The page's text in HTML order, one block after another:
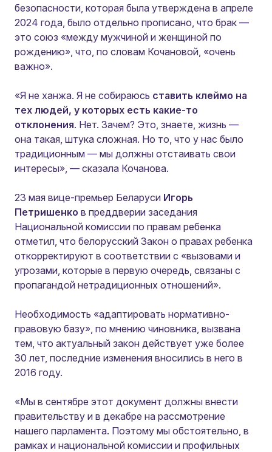
безопасности, которая была утверждена в апреле
2024 года, было отдельно прописано, что брак —
это союз «между мужчиной и женщиной по
рождению», что, по словам Кочановой, «очень
важно».
«Я не ханжа. Я не собираюсь ставить клеймо на
тех людей, у которых есть какие-то
отклонения. Нет. Зачем? Это, знаете, жизнь —
она такая, штука сложная. Но то, что у нас было
традиционным — мы должны отстаивать свои
интересы», — сказала Кочанова.
23 мая вице-премьер Беларуси Игорь
Петришенко в преддверии заседания
Национальной комиссии по правам ребенка
отметил, что белорусский Закон о правах ребенка
откорректируют в соответствии с «вызовами и
угрозами, которые в первую очередь, связаны с
пропагандой нетрадиционных отношений».
Необходимость «адаптировать нормативно-
правовую базу», по мнению чиновника, вызвана
тем, что актуальный закон действует уже более
30 лет, последние изменения вносились в него в
2016 году.
«Мы в сентябре этот документ должны внести
правительству и в декабре на рассмотрение
нашего парламента. Поэтому мы обстоятельно, в
рамках и национальной комиссии и профильных